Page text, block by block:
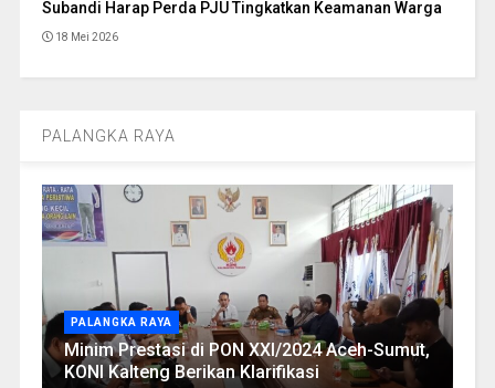
Subandi Harap Perda PJU Tingkatkan Keamanan Warga
18 Mei 2026
PALANGKA RAYA
PALANGKA RAYA
Minim Prestasi di PON XXI/2024 Aceh-Sumut,
KONI Kalteng Berikan Klarifikasi